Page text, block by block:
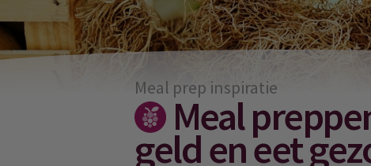
Meal prep inspiratie
Meal
geld en eet